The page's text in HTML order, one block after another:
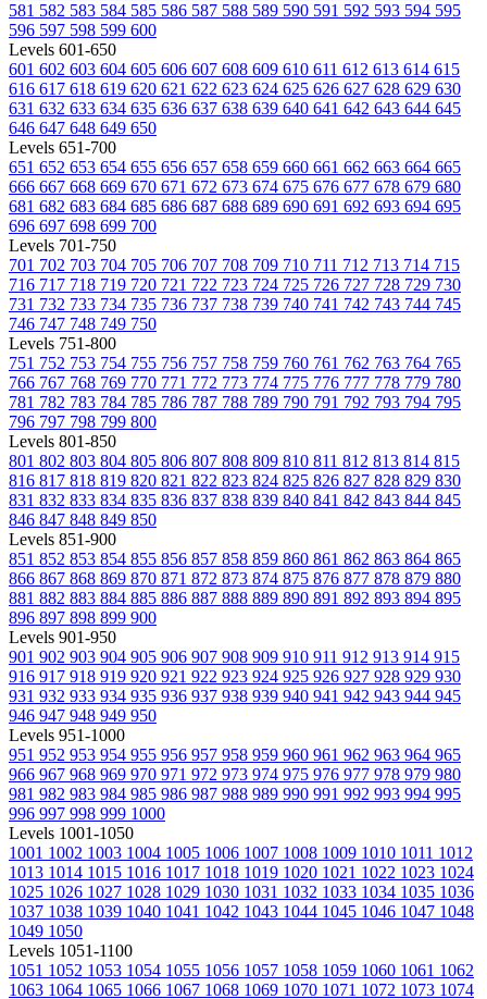
581 582 583 584 585 586 587 588 589 590 591 592 593 594 595
596 597 598 599 600
Levels 601-650
601 602 603 604 605 606 607 608 609 610 611 612 613 614 615
616 617 618 619 620 621 622 623 624 625 626 627 628 629 630
631 632 633 634 635 636 637 638 639 640 641 642 643 644 645
646 647 648 649 650
Levels 651-700
651 652 653 654 655 656 657 658 659 660 661 662 663 664 665
666 667 668 669 670 671 672 673 674 675 676 677 678 679 680
681 682 683 684 685 686 687 688 689 690 691 692 693 694 695
696 697 698 699 700
Levels 701-750
701 702 703 704 705 706 707 708 709 710 711 712 713 714 715
716 717 718 719 720 721 722 723 724 725 726 727 728 729 730
731 732 733 734 735 736 737 738 739 740 741 742 743 744 745
746 747 748 749 750
Levels 751-800
751 752 753 754 755 756 757 758 759 760 761 762 763 764 765
766 767 768 769 770 771 772 773 774 775 776 777 778 779 780
781 782 783 784 785 786 787 788 789 790 791 792 793 794 795
796 797 798 799 800
Levels 801-850
801 802 803 804 805 806 807 808 809 810 811 812 813 814 815
816 817 818 819 820 821 822 823 824 825 826 827 828 829 830
831 832 833 834 835 836 837 838 839 840 841 842 843 844 845
846 847 848 849 850
Levels 851-900
851 852 853 854 855 856 857 858 859 860 861 862 863 864 865
866 867 868 869 870 871 872 873 874 875 876 877 878 879 880
881 882 883 884 885 886 887 888 889 890 891 892 893 894 895
896 897 898 899 900
Levels 901-950
901 902 903 904 905 906 907 908 909 910 911 912 913 914 915
916 917 918 919 920 921 922 923 924 925 926 927 928 929 930
931 932 933 934 935 936 937 938 939 940 941 942 943 944 945
946 947 948 949 950
Levels 951-1000
951 952 953 954 955 956 957 958 959 960 961 962 963 964 965
966 967 968 969 970 971 972 973 974 975 976 977 978 979 980
981 982 983 984 985 986 987 988 989 990 991 992 993 994 995
996 997 998 999 1000
Levels 1001-1050
1001 1002 1003 1004 1005 1006 1007 1008 1009 1010 1011 1012
1013 1014 1015 1016 1017 1018 1019 1020 1021 1022 1023 1024
1025 1026 1027 1028 1029 1030 1031 1032 1033 1034 1035 1036
1037 1038 1039 1040 1041 1042 1043 1044 1045 1046 1047 1048
1049 1050
Levels 1051-1100
1051 1052 1053 1054 1055 1056 1057 1058 1059 1060 1061 1062
1063 1064 1065 1066 1067 1068 1069 1070 1071 1072 1073 1074